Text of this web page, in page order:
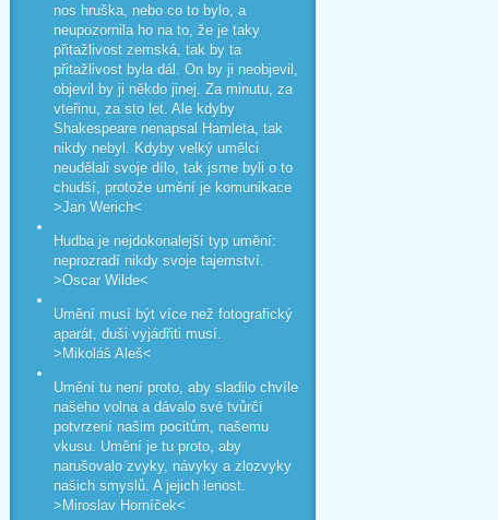
nos hruška, nebo co to bylo, a
neupozornila ho na to, že je taky
přitažlivost zemská, tak by ta
přitažlivost byla dál. On by ji neobjevil,
objevil by ji někdo jinej. Za minutu, za
vteřinu, za sto let. Ale kdyby
Shakespeare nenapsal Hamleta, tak
nikdy nebyl. Kdyby velký umělci
neudělali svoje dílo, tak jsme byli o to
chudší, protože umění je komunikace
>Jan Werich<
Hudba je nejdokonalejší typ umění:
neprozradí nikdy svoje tajemství.
>Oscar Wilde<
Umění musí být více než fotografický
aparát, duši vyjádřiti musí.
>Mikoláš Aleš<
Umění tu není proto, aby sladilo chvíle
našeho volna a dávalo své tvůrčí
potvrzení našim pocitům, našemu
vkusu. Umění je tu proto, aby
narušovalo zvyky, návyky a zlozvyky
našich smyslů. A jejich lenost.
>Miroslav Horníček<